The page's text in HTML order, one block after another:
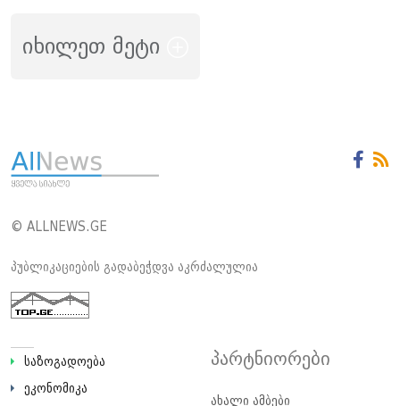
იხილეთ მეტი
© ALLNEWS.GE
პუბლიკაციების გადაბეჭდვა აკრძალულია
საზოგადოება
ეკონომიკა
პარტნიორები
ახალი ამბები